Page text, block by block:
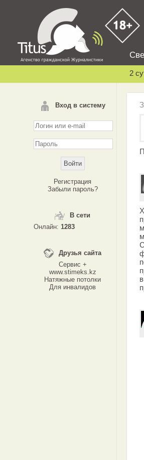
Вход в систему
Регистрация
Забыли пароль?
В сети
Онлайн: 1283
Друзья сайта
Сервис +
www.stimeks.kz
Натяжные потолки
Для инвалидов
2